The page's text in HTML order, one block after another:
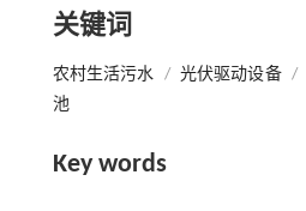
关键词
农村生活污水 / 光伏驱动设备 /
池
Key words